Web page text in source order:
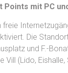
Points mit PC
freie
Die
und F.-
Vill (Lido,